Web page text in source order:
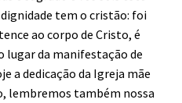
tem o cristão: foi
ao corpo de Cristo, é
lugar da manifestação de
a dedicação da Igreja mãe
lembremos também nossa